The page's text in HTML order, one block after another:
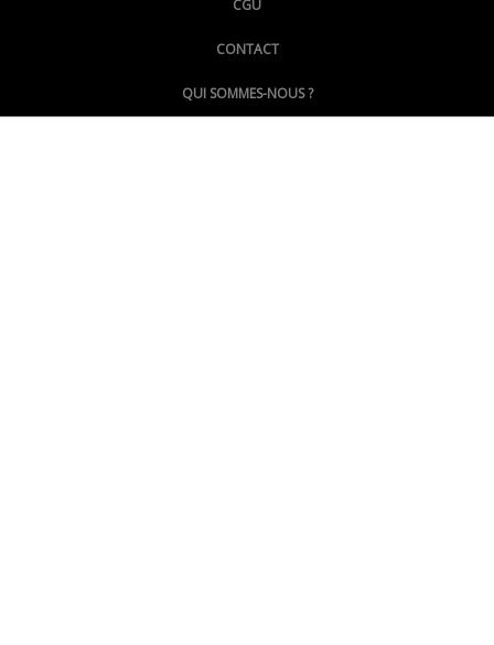
@LePoingMontpellier
CGU
CONTACT
QUI SOMMES-NOUS ?